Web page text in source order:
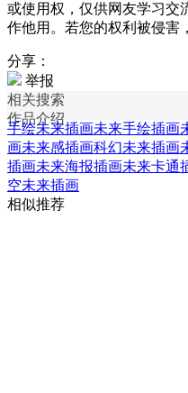
或使用权，仅供网友学习交
作他用。若您的权利被侵害
分享：
举报
相关搜索
作品介绍
手绘未来插画未来手绘插画
画未来感插画科幻未来插画
插画未来海报插画未来卡通
空未来插画
相似推荐